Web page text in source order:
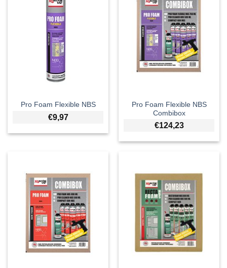
Pro Foam Flexible NBS
€9,97
Pro Foam Flexible NBS
Combibox
€124,23